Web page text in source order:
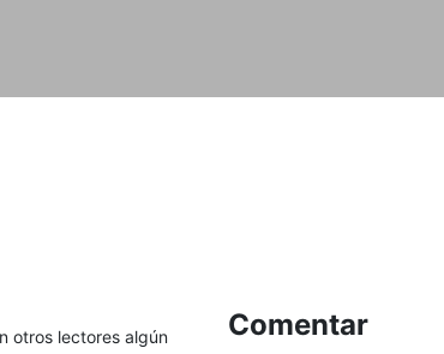
otros lectores algún
Comentar